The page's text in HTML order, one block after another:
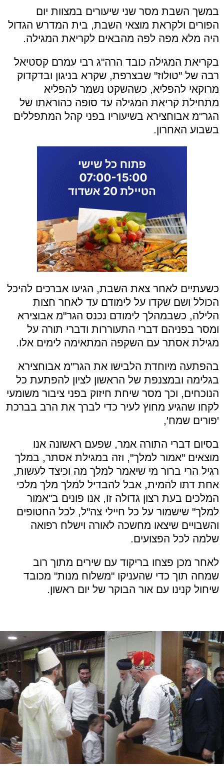
במשך השבת מסר שני שיעורים במצוות יום
הפורים ולקראת מוצאי השבת, בית המדרש הגדול
היה מלא מפה לפה מהבאים לקריאת המגילה.
בקריאת המגילה כובד הרה"ג רבי עמרם קסטיאל
רבה של "טולוז" שבצרפת, שקרא בניגון ובדקדוק
מרוקאי להפליא, כשהשקט נשמר להפליא
מתחילת קריאת המגילה עד סופה כהוראתו של
הגר"מ אבוחצירא בשיעוריו בפני קהל המתפללים
בשבוע האחרון.
כשעתיים לאחר צאת השבת, הגיעו אברכים להיכל
הכולל ושם שקדו על לימודם עד לאחר חצות
הלילה, כשבמהלך לימודם נכנס הגר"מ אבוצירא
ומסר בפניהם דברי התעוררות ודברי תורה על
מגילת אסתר עם השקפה המתאימה לימים אלו.
בהפתעה מיוחדת הלבישו את הגר"מ אבוחצירא
בגלימה ובמצנפת של הראשון לציון להפתעת כל
הנוכחים, וכך מסר שיחת חיזוק בפני ציבור משומעי
לקחו שהגיע מחוץ לעיר כדי לברך את הרב בברכת
'פורים שמח',
בסיום דברי התורה אמר, שפעם ראשונה אנו
מוצאים "אמור למלך", וזה במגילת אסתר, במלך
רגיל הרי ברור מי שיאמר למלך מה וכיצד לעשות,
אחת דתו להמית, אבל להבדיל למלך מלך מלכי
המלכים בעת רצון גדולה זו, אנו פונים ב"אמור
למלך" שישמור על כל חיילי צה"ל, לכל החטופים
והשבויים שיצאו מחשכה לאורה וישלח רפואה
שלמה לכל הפצועים.
לאחר מכן פצחו בריקוד עם שירים מתוך רוב
שמחה תוך כדי שהעניקו "משלוח מנות" מכובד
שיחול קנינו עם אור הבוקר של יום ראשון.